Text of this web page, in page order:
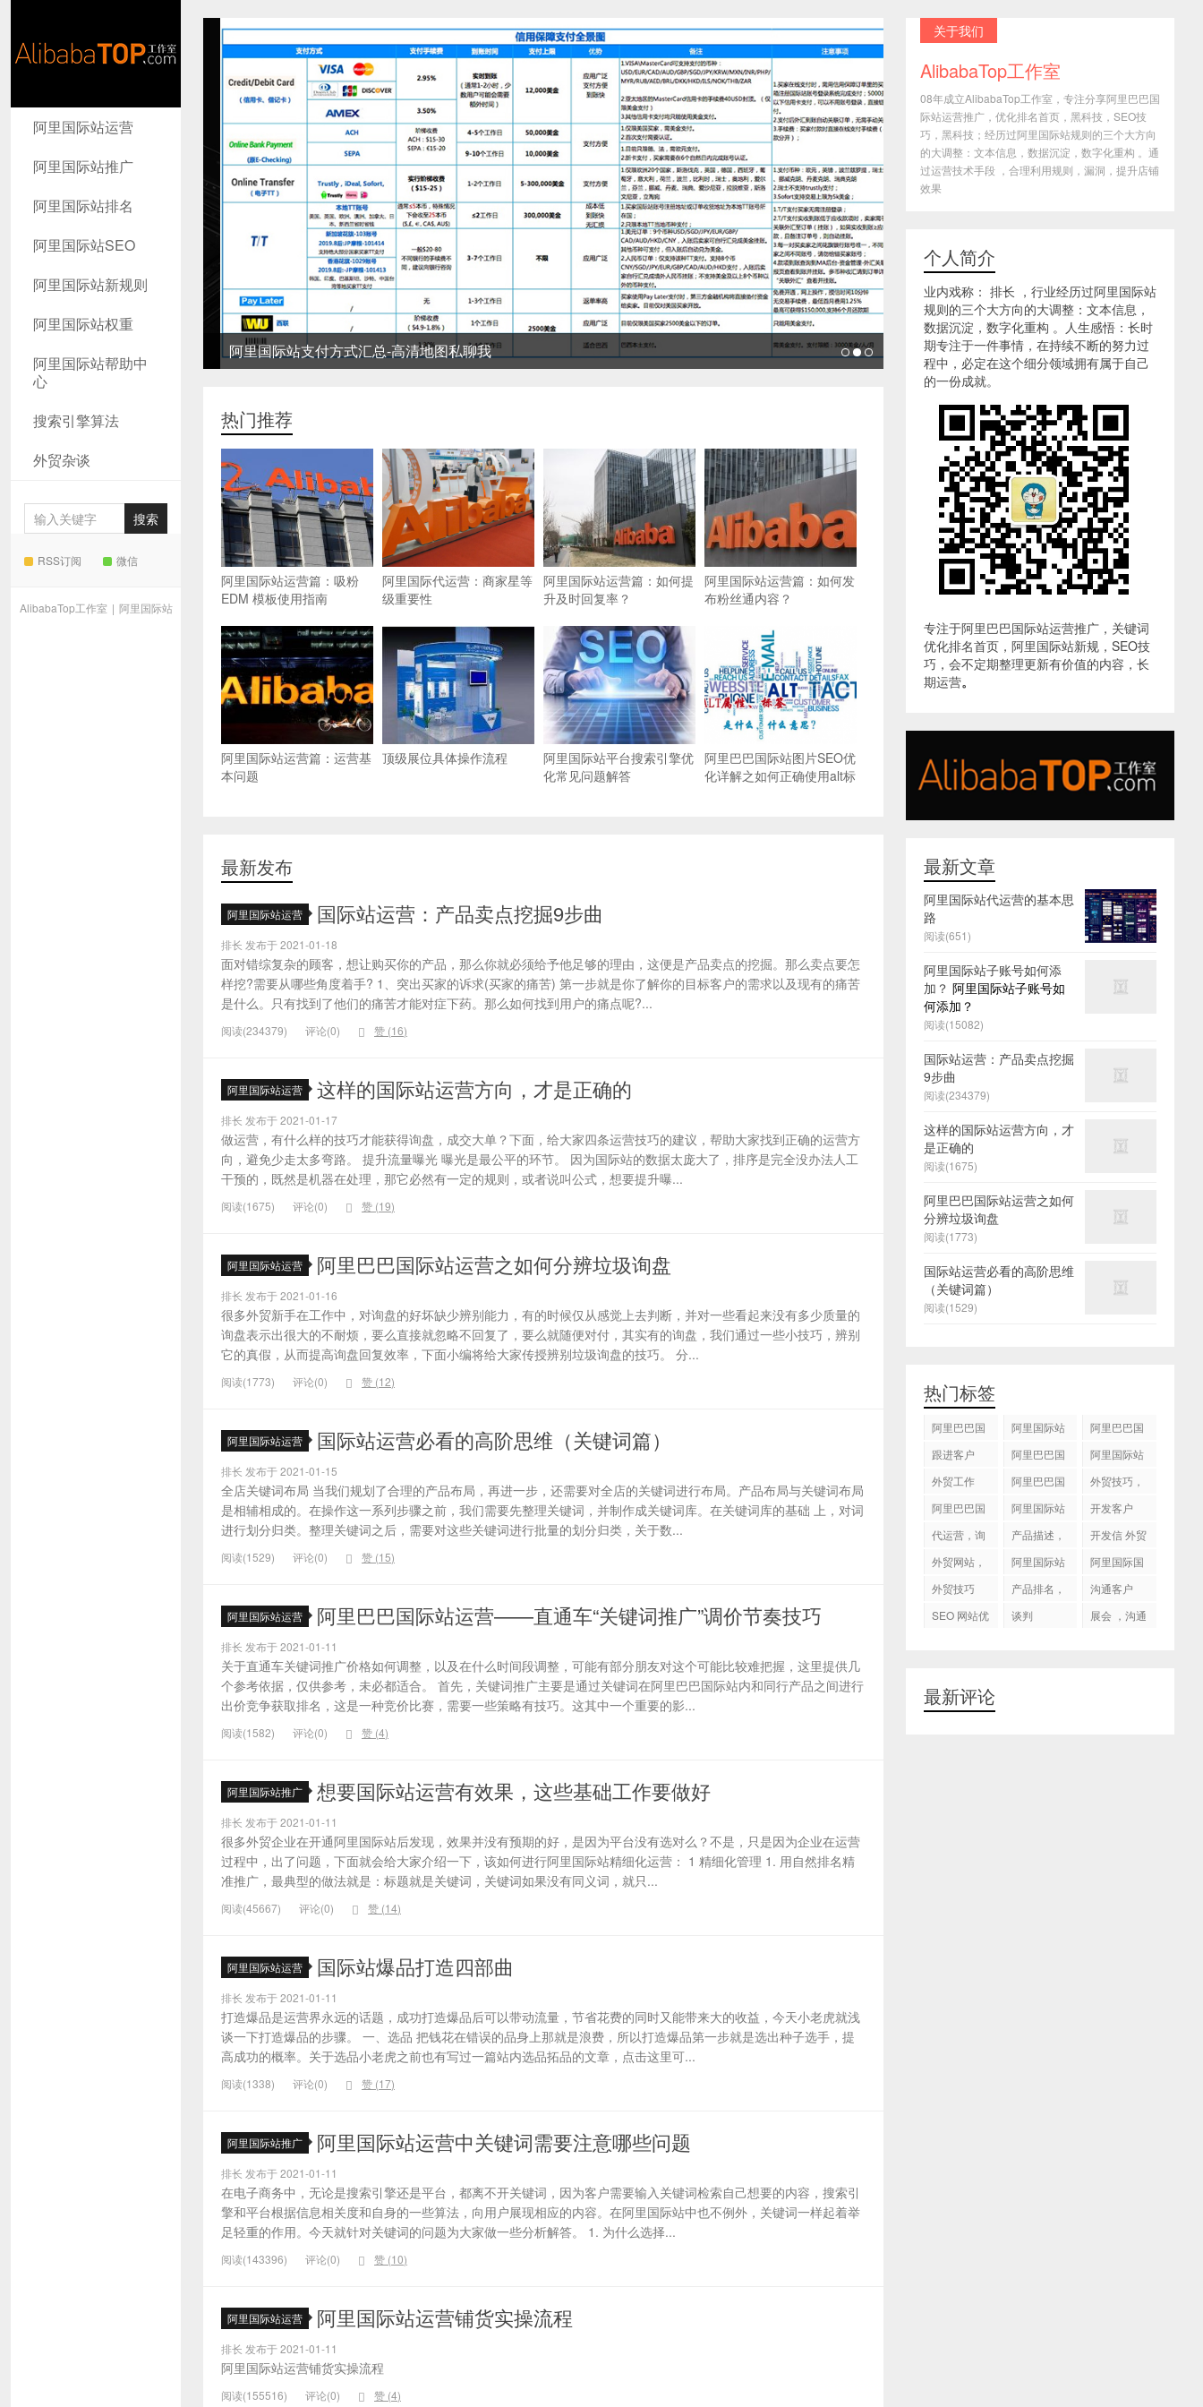
AlibabaTop
工作室
阿里国际站运营
阿里国际站推广
阿里国际站排名
阿里国际站SEO
阿里国际站新规则
阿里国际站权重
阿里国际站帮助中
心
搜索引擎算法
外贸杂谈
RSS订阅 微信
AlibabaTop工作室 | 阿里国际站
阿里国际站支付方式汇总-高清地图私聊我
热门推荐
阿里国际站运营篇：吸粉
EDM 模板使用指南
阿里国际代运营：商家星等
级重要性
阿里国际站运营篇：如何提
升及时回复率？
阿里国际站运营篇：如何发
布粉丝通内容？
阿里国际站运营篇：运营基
本问题
顶级展位具体操作流程
阿里国际站平台搜索引擎优
化常见问题解答
阿里巴巴国际站图片SEO优
化详解之如何正确使用alt标
最新发布
阿里国际站运营 国际站运营：产品卖点挖掘9步曲
排长 发布于 2021-01-18
面对错综复杂的顾客，想让购买你的产品，那么你就必须给予他足够的理由，这便是产品卖点的挖掘。那么卖点要怎
样挖?需要从哪些角度着手? 1、突出买家的诉求(买家的痛苦) 第一步就是你了解你的目标客户的需求以及现有的痛苦
是什么。只有找到了他们的痛苦才能对症下药。那么如何找到用户的痛点呢?...
阅读(234379) 评论(0) 赞 (16)
阿里国际站运营 这样的国际站运营方向，才是正确的
排长 发布于 2021-01-17
做运营，有什么样的技巧才能获得询盘，成交大单？下面，给大家四条运营技巧的建议，帮助大家找到正确的运营方
向，避免少走太多弯路。 提升流量曝光 曝光是最公平的环节。 因为国际站的数据太庞大了，排序是完全没办法人工
干预的，既然是机器在处理，那它必然有一定的规则，或者说叫公式，想要提升曝...
阅读(1675) 评论(0) 赞 (19)
阿里国际站运营 阿里巴巴国际站运营之如何分辨垃圾询盘
排长 发布于 2021-01-16
很多外贸新手在工作中，对询盘的好坏缺少辨别能力，有的时候仅从感觉上去判断，并对一些看起来没有多少质量的
询盘表示出很大的不耐烦，要么直接就忽略不回复了，要么就随便对付，其实有的询盘，我们通过一些小技巧，辨别
它的真假，从而提高询盘回复效率，下面小编将给大家传授辨别垃圾询盘的技巧。 分...
阅读(1773) 评论(0) 赞 (12)
阿里国际站运营 国际站运营必看的高阶思维（关键词篇）
排长 发布于 2021-01-15
全店关键词布局 当我们规划了合理的产品布局，再进一步，还需要对全店的关键词进行布局。产品布局与关键词布局
是相辅相成的。在操作这一系列步骤之前，我们需要先整理关键词，并制作成关键词库。在关键词库的基础 上，对词
进行划分归类。整理关键词之后，需要对这些关键词进行批量的划分归类，关于数...
阅读(1529) 评论(0) 赞 (15)
阿里国际站运营 阿里巴巴国际站运营——直通车“关键词推广”调价节奏技巧
排长 发布于 2021-01-11
关于直通车关键词推广价格如何调整，以及在什么时间段调整，可能有部分朋友对这个可能比较难把握，这里提供几
个参考依据，仅供参考，未必都适合。 首先，关键词推广主要是通过关键词在阿里巴巴国际站内和同行产品之间进行
出价竞争获取排名，这是一种竞价比赛，需要一些策略有技巧。这其中一个重要的影...
阅读(1582) 评论(0) 赞 (4)
阿里国际站推广 想要国际站运营有效果，这些基础工作要做好
排长 发布于 2021-01-11
很多外贸企业在开通阿里国际站后发现，效果并没有预期的好，是因为平台没有选对么？不是，只是因为企业在运营
过程中，出了问题，下面就会给大家介绍一下，该如何进行阿里国际站精细化运营： 1 精细化管理 1. 用自然排名精
准推广，最典型的做法就是：标题就是关键词，关键词如果没有同义词，就只...
阅读(45667) 评论(0) 赞 (14)
阿里国际站运营 国际站爆品打造四部曲
排长 发布于 2021-01-11
打造爆品是运营界永远的话题，成功打造爆品后可以带动流量，节省花费的同时又能带来大的收益，今天小老虎就浅
谈一下打造爆品的步骤。 一、选品 把钱花在错误的品身上那就是浪费，所以打造爆品第一步就是选出种子选手，提
高成功的概率。关于选品小老虎之前也有写过一篇站内选品拓品的文章，点击这里可...
阅读(1338) 评论(0) 赞 (17)
阿里国际站推广 阿里国际站运营中关键词需要注意哪些问题
排长 发布于 2021-01-11
在电子商务中，无论是搜索引擎还是平台，都离不开关键词，因为客户需要输入关键词检索自己想要的内容，搜索引
擎和平台根据信息相关度和自身的一些算法，向用户展现相应的内容。在阿里国际站中也不例外，关键词一样起着举
足轻重的作用。今天就针对关键词的问题为大家做一些分析解答。 1. 为什么选择...
阅读(143396) 评论(0) 赞 (10)
阿里国际站运营 阿里国际站运营铺货实操流程
排长 发布于 2021-01-11
阿里国际站运营铺货实操流程
阅读(155516) 评论(0) 赞 (4)
关于我们
AlibabaTop工作室
08年成立AlibabaTop工作室，专注分享阿里巴巴国
际站运营推广，优化排名首页，黑科技，SEO技
巧，黑科技；经历过阿里国际站规则的三个大方向
的大调整：文本信息，数据沉淀，数字化重构 。通
过运营技术手段 ，合理利用规则，漏洞，提升店铺
效果
个人简介
业内戏称： 排长 ，行业经历过阿里国际站
规则的三个大方向的大调整：文本信息，
数据沉淀，数字化重构 。人生感悟：长时
期专注于一件事情，在持续不断的努力过
程中，必定在这个细分领域拥有属于自己
的一份成就。
专注于阿里巴巴国际站运营推广，关键词
优化排名首页，阿里国际站新规，SEO技
巧，会不定期整理更新有价值的内容，长
期运营。
最新文章
阿里国际站代运营的基本思
路
阅读(651)
阿里国际站子账号如何添
加？ 阿里国际站子账号如
何添加？
阅读(15082)
国际站运营：产品卖点挖掘
9步曲
阅读(234379)
这样的国际站运营方向，才
是正确的
阅读(1675)
阿里巴巴国际站运营之如何
分辨垃圾询盘
阅读(1773)
国际站运营必看的高阶思维
（关键词篇）
阅读(1529)
热门标签
阿里巴巴国
阿里国际站
国际站托管
服务，阿里
服务
阿里巴巴国
跟进客户
阿里巴巴国
阿里国际站
外贸工作
阿里巴巴国
作
外贸技巧，
阿里巴巴国
化
阿里国际站
开发客户
代运营，询
产品描述，
开发信 外贸
外贸网站，
阿里国际站
阿里国际国
外贸技巧
产品排名，
沟通客户
SEO 网站优
谈判
展会 ，沟通
最新评论